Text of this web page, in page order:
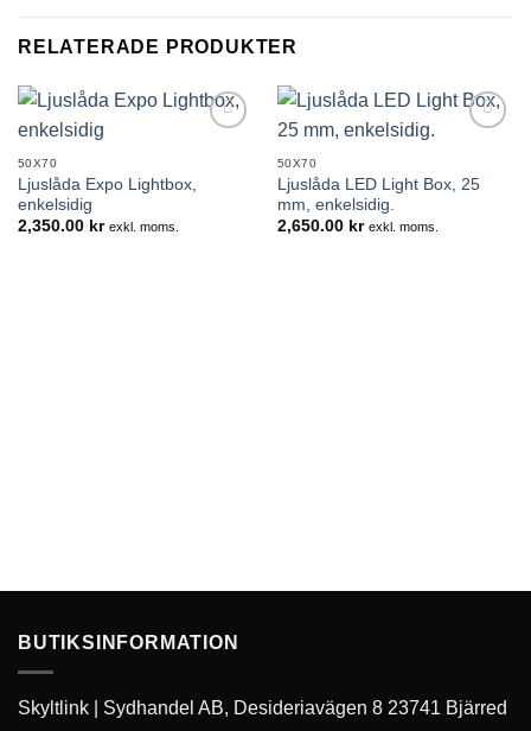
RELATERADE PRODUKTER
50X70
Ljuslåda Expo Lightbox,
enkelsidig
2,350.00 kr exkl. moms.
50X70
Ljuslåda LED Light Box, 25
mm, enkelsidig.
2,650.00 kr exkl. moms.
BUTIKSINFORMATION
Skyltlink | Sydhandel AB, Desideriavägen 8 23741 Bjärred